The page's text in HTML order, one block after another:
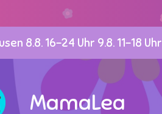
8.8. 16-24 Uhr 9.8. 11-18 Uhr
MamaLea